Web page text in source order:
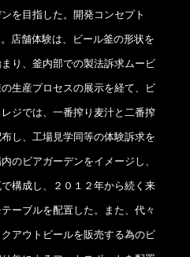
を目指した。開発コンセプト
店舗体験は、ビール釜の形状を
り、釜内部での製法訴求ムービ
生産プロセスの展示を経て、ビ
ジでは、一番搾り麦汁と二番搾
し、工場見学同等の体験訴求を
のビアガーデンをイメージし、
構成し、２０１２年から続く来
ーブルを配置した。また、代々
アウトビールを販売する為のビ